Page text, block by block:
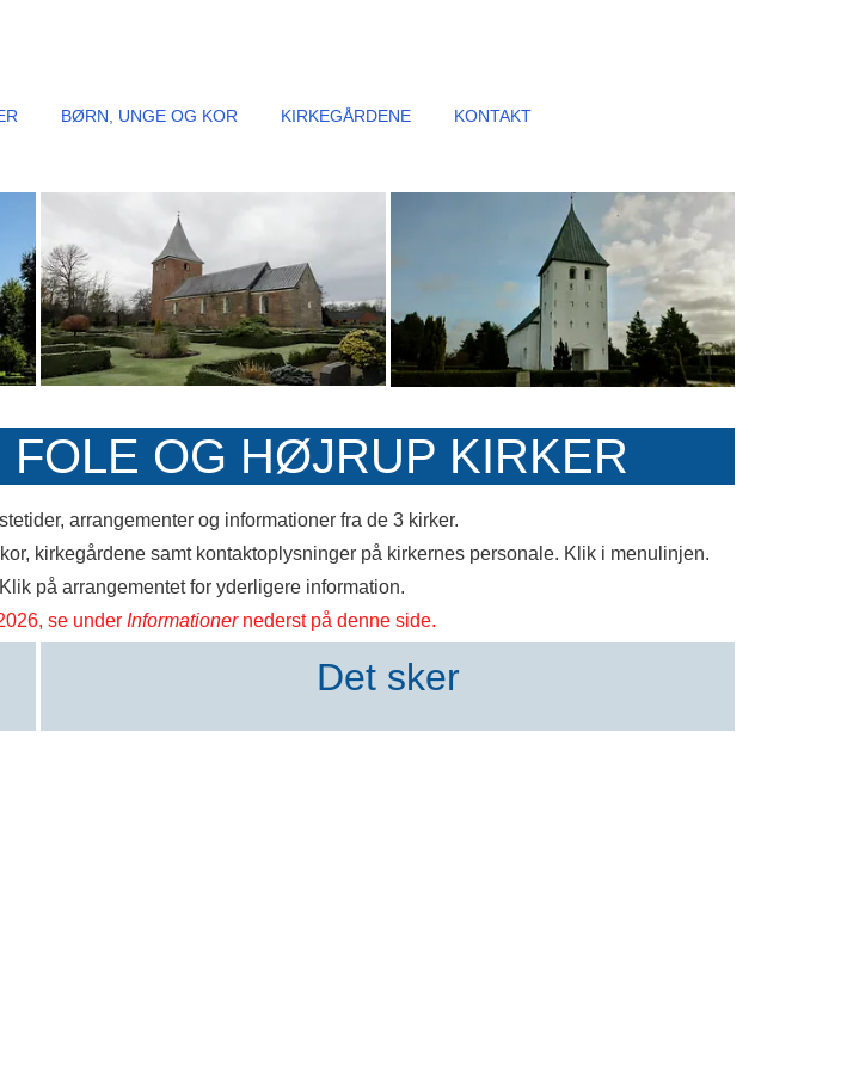
BØRN, UNGE OG KOR KIRKEGÅRDENE KONTAKT
OG HØJRUP KIRKER
arrangementer og informationer fra de 3 kirker.
kirkegårdene samt kontaktoplysninger på kirkernes personale. Klik i menulinjen.
på arrangementet for yderligere information.
se under Informationer nederst på denne side.
Det sker